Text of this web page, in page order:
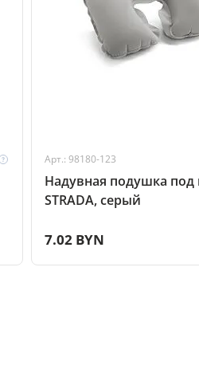
Арт.: 98180-123
Надувная подушка
STRADA, серый
7.02 BYN